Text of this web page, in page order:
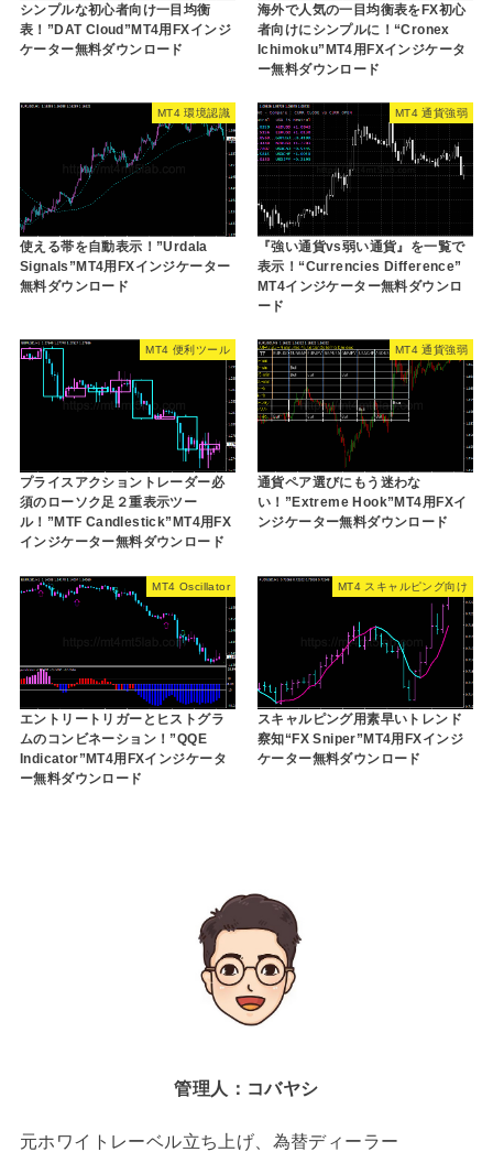
シンプルな初心者向け一目均衡
表！”DAT Cloud”MT4用FXインジ
ケーター無料ダウンロード
海外で人気の一目均衡表をFX初心
者向けにシンプルに！“Cronex
Ichimoku”MT4用FXインジケータ
ー無料ダウンロード
MT4 環境認識
使える帯を自動表示！”Urdala
Signals”MT4用FXインジケーター
無料ダウンロード
MT4 通貨強弱
『強い通貨vs弱い通貨』を一覧で
表示！“Currencies Difference”
MT4インジケーター無料ダウンロ
ード
MT4 便利ツール
プライスアクショントレーダー必
須のローソク足２重表示ツー
ル！”MTF Candlestick”MT4用FX
インジケーター無料ダウンロード
MT4 通貨強弱
通貨ペア選びにもう迷わな
い！”Extreme Hook”MT4用FXイ
ンジケーター無料ダウンロード
MT4 Oscillator
エントリートリガーとヒストグラ
ムのコンビネーション！”QQE
Indicator”MT4用FXインジケータ
ー無料ダウンロード
MT4 スキャルピング向け
スキャルピング用素早いトレンド
察知“FX Sniper”MT4用FXインジ
ケーター無料ダウンロード
管理人：コバヤシ
元ホワイトレーベル立ち上げ、為替ディーラー